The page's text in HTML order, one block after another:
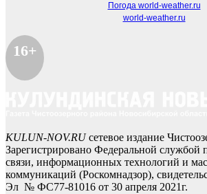
Погода world-weather.ru
world-weather.ru
16+
KULUN-NOV.RUсетевое издание
Зарегистрировано Федеральной службой
связи, информационных технологий и
коммуникаций (Роскомнадзор),
Эл № ФС77-81016 от 30 апреля 2021г.